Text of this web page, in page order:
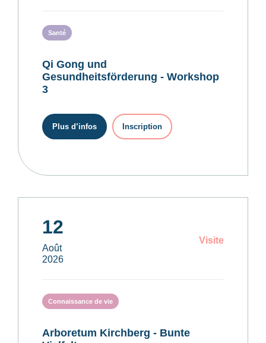
Santé
Qi Gong und
Gesundheitsförderung - Workshop
3
Plus d’infos Inscription
12
Août
2026
Visite
Connaissance de vie
Arboretum Kirchberg - Bunte